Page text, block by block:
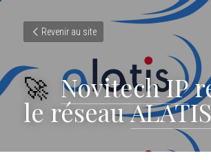
Revenir au site
🚀 Novitech IP
le réseau ALATIS